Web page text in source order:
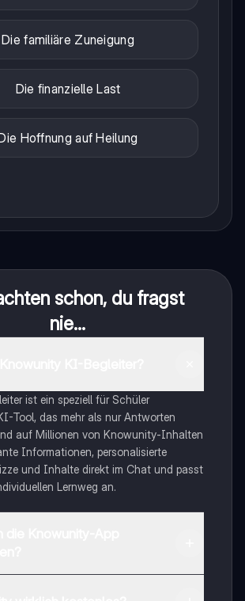
Die familiäre Zuneigung
Die finanzielle Last
Hoffnung auf Heilung
schon, du fragst
nie...
ist ein speziell für Schüler
Tool, das mehr als nur Antworten
auf Millionen von Knowunity-Inhalten
Informationen, personalisierte
und Inhalte direkt im Chat und passt
Lernweg an.